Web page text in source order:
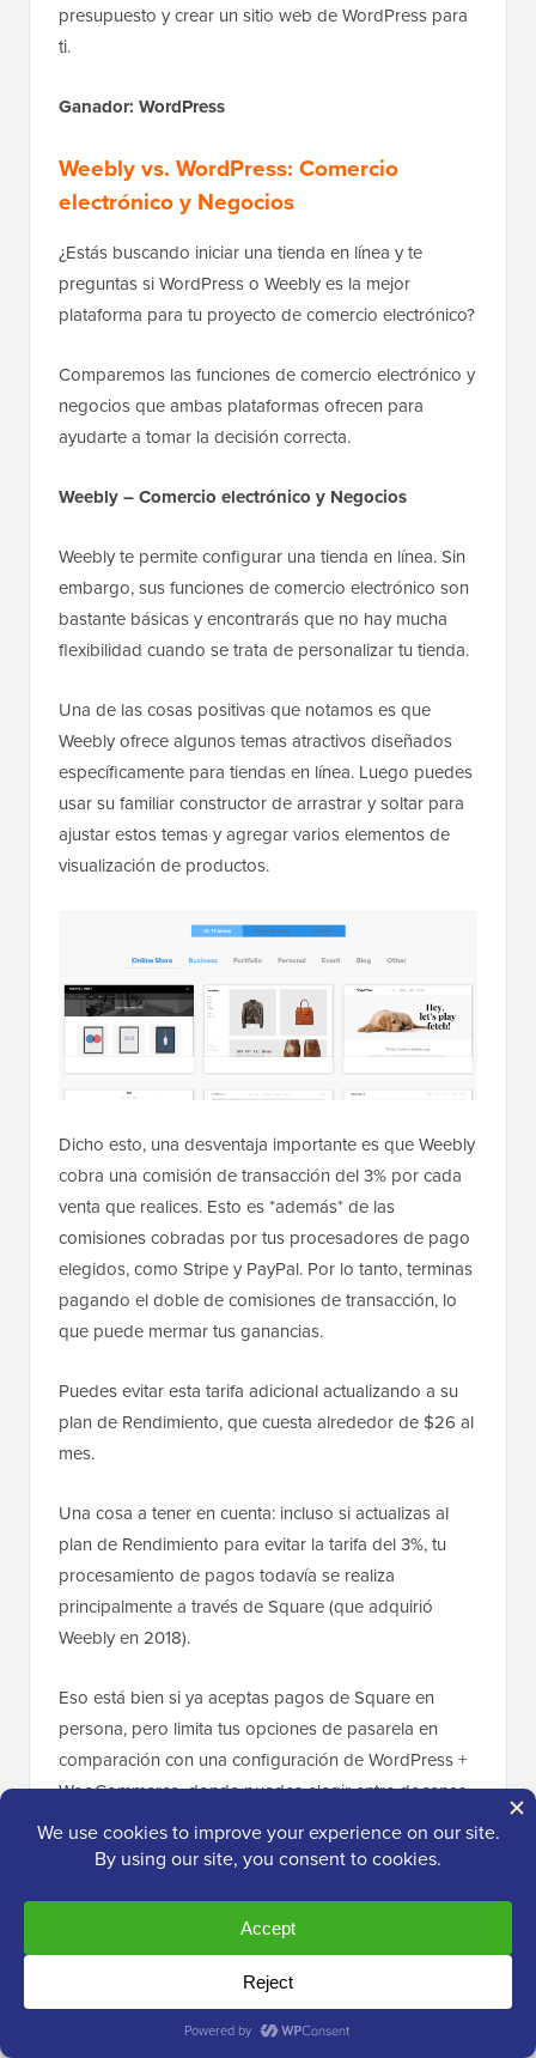
presupuesto y crear un sitio web de WordPress para
ti.
Ganador: WordPress
Weebly vs. WordPress: Comercio
electrónico y Negocios
¿Estás buscando iniciar una tienda en línea y te
preguntas si WordPress o Weebly es la mejor
plataforma para tu proyecto de comercio electrónico?
Comparemos las funciones de comercio electrónico y
negocios que ambas plataformas ofrecen para
ayudarte a tomar la decisión correcta.
Weebly – Comercio electrónico y Negocios
Weebly te permite configurar una tienda en línea. Sin
embargo, sus funciones de comercio electrónico son
bastante básicas y encontrarás que no hay mucha
flexibilidad cuando se trata de personalizar tu tienda.
Una de las cosas positivas que notamos es que
Weebly ofrece algunos temas atractivos diseñados
específicamente para tiendas en línea. Luego puedes
usar su familiar constructor de arrastrar y soltar para
ajustar estos temas y agregar varios elementos de
visualización de productos.
Dicho esto, una desventaja importante es que Weebly
cobra una comisión de transacción del 3% por cada
venta que realices. Esto es *además* de las
comisiones cobradas por tus procesadores de pago
elegidos, como Stripe y PayPal. Por lo tanto, terminas
pagando el doble de comisiones de transacción, lo
que puede mermar tus ganancias.
Puedes evitar esta tarifa adicional actualizando a su
plan de Rendimiento, que cuesta alrededor de $26 al
mes.
Una cosa a tener en cuenta: incluso si actualizas al
plan de Rendimiento para evitar la tarifa del 3%, tu
procesamiento de pagos todavía se realiza
principalmente a través de Square (que adquirió
Weebly en 2018).
Eso está bien si ya aceptas pagos de Square en
persona, pero limita tus opciones de pasarela en
comparación con una configuración de WordPress +
WooCommerce, donde puedes elegir entre docenas
de proveedores como Stripe, PayPal, Authorize.Net,
Apple Pay y pasarelas regionales sin restricciones de
WordPress – Comercio electrónico y Negocios
WordPress, por otro lado, tiene varios plugins de
comercio electrónico potentes y flexibles que te